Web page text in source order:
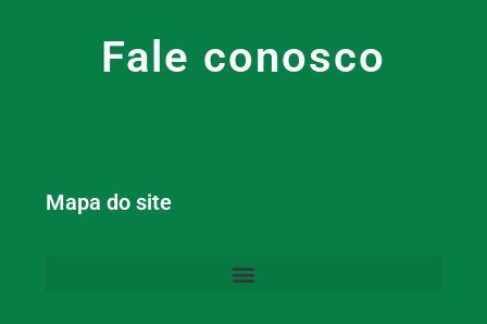
Fale conosco
Mapa do site